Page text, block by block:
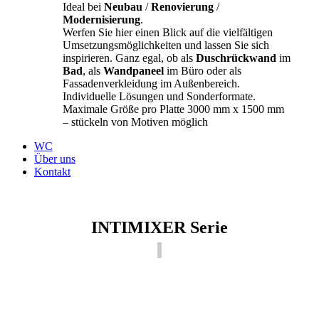
Ideal bei Neubau /Renovierung /
Modernisierung.
Werfen Sie hier einen Blick auf die vielfältigen
Umsetzungsmöglichkeiten und lassen Sie sich
inspirieren. Ganz egal, ob als Duschrückwand im
Bad, als Wandpaneel im Büro oder als
Fassadenverkleidung im Außenbereich.
Individuelle Lösungen und Sonderformate.
Maximale Größe pro Platte 3000 mm x 1500 mm
– stückeln von Motiven möglich
WC
Über uns
Kontakt
INTIMIXER Serie